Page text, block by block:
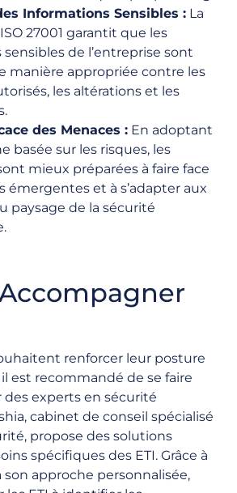
Informations Sensibles : La
27001 garantit que les
de l’entreprise sont
manière appropriée contre les
les altérations et les
des Menaces : En adoptant
basée sur les risques, les
mieux préparées à faire face
émergentes et à s’adapter aux
paysage de la sécurité
renforcer leur posture
est recommandé de se faire
des experts en sécurité
cabinet de conseil spécialisé
propose des solutions
spécifiques des ETI. Grâce à
approche personnalisée,